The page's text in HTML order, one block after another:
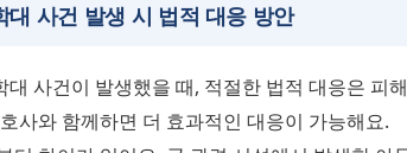
대 사건 발생 시 법적 대응 방안
대 사건이 발생했을 때, 적절한 법적 대응은 피
사와 함께하면 더 효과적인 대응이 가능해요.